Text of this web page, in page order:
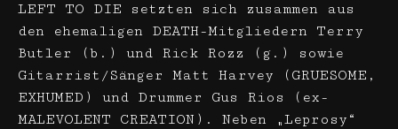
LEFT TO DIE setzten sich zusammen aus
den ehemaligen DEATH-Mitgliedern Terry
Butler (b.) und Rick Rozz (g.) sowie
Gitarrist/Sänger Matt Harvey (GRUESOME,
EXHUMED) und Drummer Gus Rios (ex-
MALEVOLENT CREATION). Neben „Leprosy“